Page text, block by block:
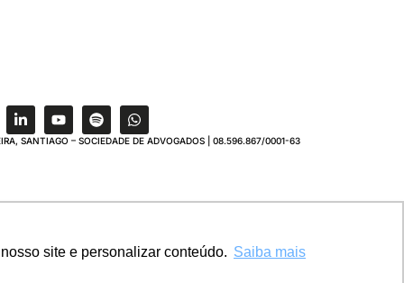
site e personalizar conteúdo. Saiba mais
SANTIAGO – SOCIEDADE DE ADVOGADOS | 08.596.867/0001-63